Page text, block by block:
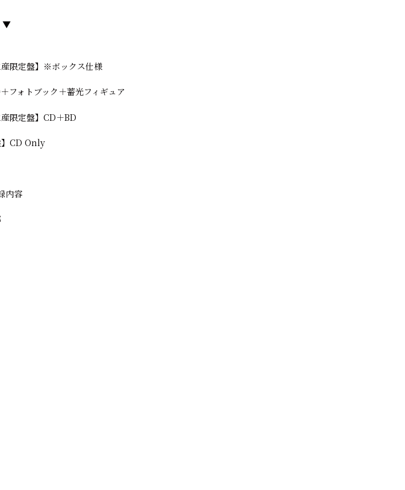
▼
産限定盤】※ボックス仕様
フォトブック＋蓄光フィギュア
産限定盤】CD＋BD
】CD Only
内容